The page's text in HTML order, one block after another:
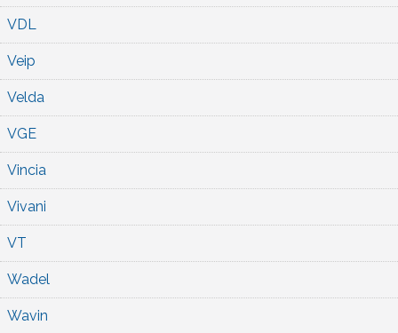
VDL
Veip
Velda
VGE
Vincia
Vivani
VT
Wadel
Wavin